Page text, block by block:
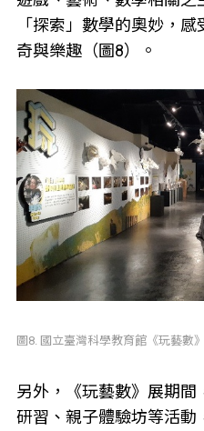
「探索」數學的奧妙，
奇與樂趣（圖8）。
圖8. 國立臺灣科學教育館《玩藝數
另外，《玩藝數》展期
研習、親子體驗坊等活動